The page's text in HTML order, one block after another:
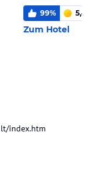
99% 5,4
Zum Hotel
index.htm